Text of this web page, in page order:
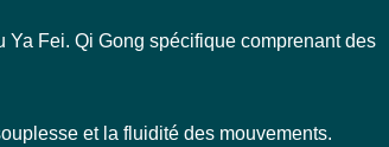
Ya Fei. Qi Gong spécifique comprenant des
et la fluidité des mouvements.